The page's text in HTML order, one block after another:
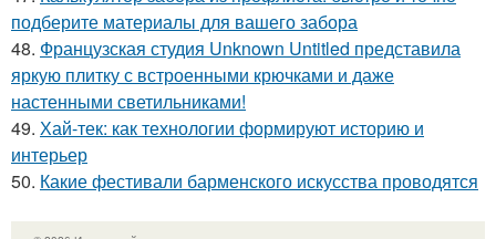
подберите материалы для вашего забора
48. Французская студия Unknown Untitled представила
яркую плитку с встроенными крючками и даже
настенными светильниками!
49. Хай-тек: как технологии формируют историю и
интерьер
50. Какие фестивали барменского искусства проводятся